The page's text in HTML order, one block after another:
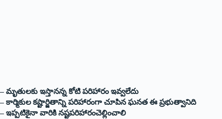
– మృతుల‌కు ఇస్తాన‌న్న కోటి ప‌రిహారం ఇవ్వ‌లేదు
– కార్మికుల క‌ష్టార్జితాన్ని ప‌రిహారంగా చూపిన ఘ‌న‌త ఈ ప్ర‌భుత్వానిది
– ఇప్ప‌టికైనా వారికి న‌ష్ట‌ప‌రిహారంచెల్లించాలి